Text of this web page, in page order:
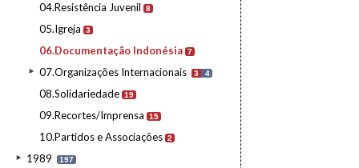
04.Resistência Juvenil 8
05.Igreja 3
06.Documentação Indonésia 7
07.Organizações Internacionais 3 4
08.Solidariedade 19
09.Recortes/Imprensa 15
10.Partidos e Associações 2
1989 197